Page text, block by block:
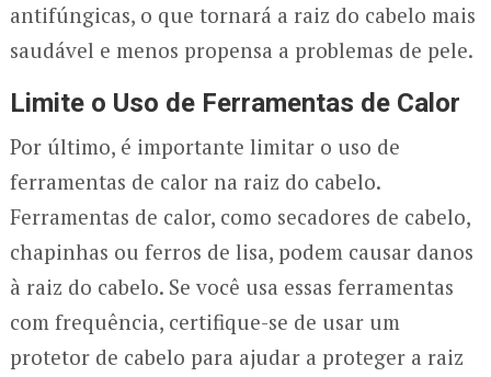
antifúngicas, o que tornará a raiz do cabelo mais
saudável e menos propensa a problemas de pele.
Limite o Uso de Ferramentas de Calor
Por último, é importante limitar o uso de
ferramentas de calor na raiz do cabelo.
Ferramentas de calor, como secadores de cabelo,
chapinhas ou ferros de lisa, podem causar danos
à raiz do cabelo. Se você usa essas ferramentas
com frequência, certifique-se de usar um
protetor de cabelo para ajudar a proteger a raiz